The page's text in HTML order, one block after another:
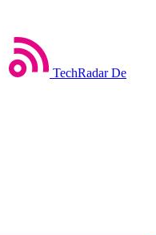
TechRadar De